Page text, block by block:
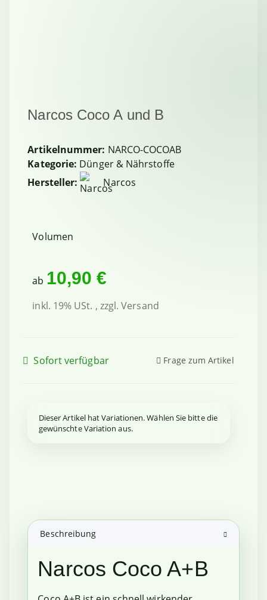
Narcos Coco A und B
Artikelnummer: NARCO-COCOAB
Kategorie: Dünger & Nährstoffe
Hersteller:
Narcos
Volumen
ab 10,90 €
inkl. 19% USt. , zzgl.Versand
Sofort verfügbar Frage zum Artikel
x
Dieser Artikel hat Variationen. Wählen Sie bitte die
gewünschte Variation aus.
Beschreibung
Narcos Coco A+B